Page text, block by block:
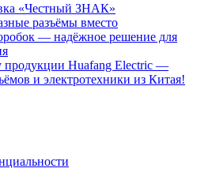
«Честный ЗНАК»
разъёмы вместо
— надёжное решение для
продукции Huafang Electric —
и электротехники из Китая!